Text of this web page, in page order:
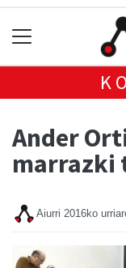
Ander
marrazki
Aiurri 2016ko